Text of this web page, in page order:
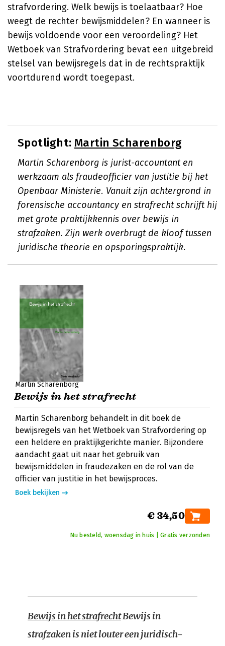
strafvordering. Welk bewijs is toelaatbaar? Hoe
weegt de rechter bewijsmiddelen? En wanneer is
bewijs voldoende voor een veroordeling? Het
Wetboek van Strafvordering bevat een uitgebreid
stelsel van bewijsregels dat in de rechtspraktijk
voortdurend wordt toegepast.
Spotlight: Martin Scharenborg
Martin Scharenborg is jurist-accountant en
werkzaam als fraudeofficier van justitie bij het
Openbaar Ministerie. Vanuit zijn achtergrond in
forensische accountancy en strafrecht schrijft hij
met grote praktijkkennis over bewijs in
strafzaken. Zijn werk overbrugt de kloof tussen
juridische theorie en opsporingspraktijk.
Martin Scharenborg
Bewijs in het strafrecht
Martin Scharenborg behandelt in dit boek de
bewijsregels van het Wetboek van Strafvordering op
een heldere en praktijkgerichte manier. Bijzondere
aandacht gaat uit naar het gebruik van
bewijsmiddelen in fraudezaken en de rol van de
officier van justitie in het bewijsproces.
Boek bekijken
€ 34,50
Nu besteld, woensdag in huis | Gratis verzonden
Bewijs in het strafrechtBewijs in
strafzaken is niet louter een juridisch-